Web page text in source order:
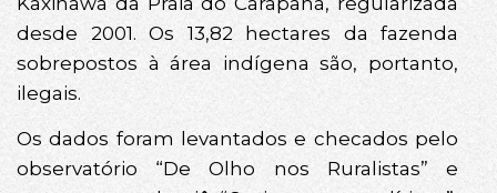
desde 2001. Os 13,82 hectares da fazenda
sobrepostos à área indígena são, portanto,
ilegais.
Os dados foram levantados e checados pelo
observatório “De Olho nos Ruralistas” e